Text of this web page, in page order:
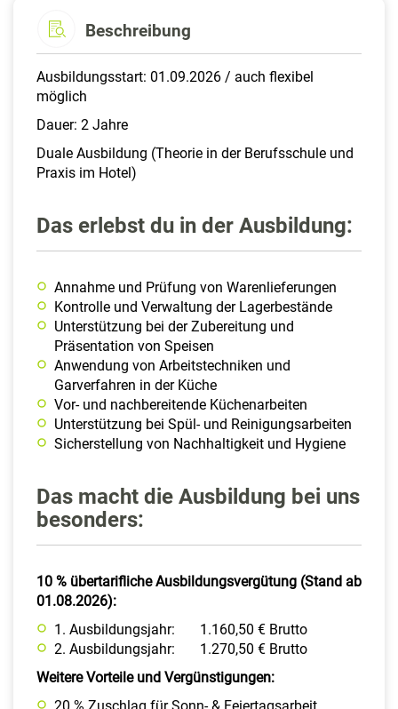
Beschreibung
Ausbildungsstart: 01.09.2026 / auch flexibel
möglich
Dauer: 2 Jahre
Duale Ausbildung (Theorie in der Berufsschule und
Praxis im Hotel)
Das erlebst du in der Ausbildung:
Annahme und Prüfung von Warenlieferungen
Kontrolle und Verwaltung der Lagerbestände
Unterstützung bei der Zubereitung und
Präsentation von Speisen
Anwendung von Arbeitstechniken und
Garverfahren in der Küche
Vor- und nachbereitende Küchenarbeiten
Unterstützung bei Spül- und Reinigungsarbeiten
Sicherstellung von Nachhaltigkeit und Hygiene
Das macht die Ausbildung bei uns
besonders:
10 % übertarifliche Ausbildungsvergütung (Stand ab
01.08.2026):
1. Ausbildungsjahr: 1.160,50 € Brutto
2. Ausbildungsjahr: 1.270,50 € Brutto
​Weitere Vorteile und Vergünstigungen: